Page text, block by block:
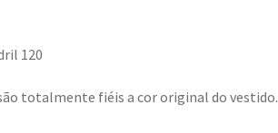
120
totalmente fiéis a cor original do vestido.